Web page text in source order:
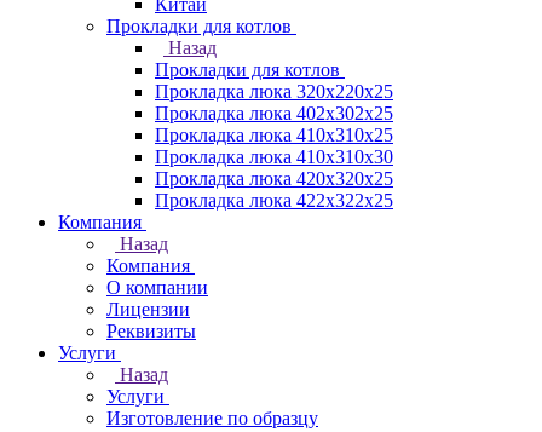
Китай
Прокладки для котлов
Назад
Прокладки для котлов
Прокладка люка 320x220x25
Прокладка люка 402x302x25
Прокладка люка 410x310x25
Прокладка люка 410х310х30
Прокладка люка 420x320x25
Прокладка люка 422x322x25
Компания
Назад
Компания
О компании
Лицензии
Реквизиты
Услуги
Назад
Услуги
Изготовление по образцу